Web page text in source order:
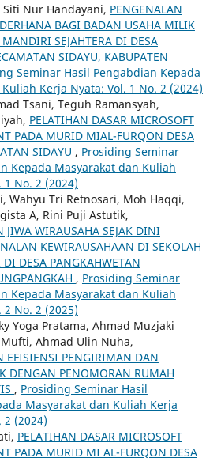
Nur Handayani, PENGENALAN
BAGI BADAN USAHA MILIK
SEJAHTERA DI DESA
SIDAYU, KABUPATEN
Seminar Hasil Pengabdian Kepada
Kerja Nyata: Vol. 1 No. 2 (2024)
Tsani, Teguh Ramansyah,
PELATIHAN DASAR MICROSOFT
PADA MURID MIAL-FURQON DESA
SIDAYU , Prosiding Seminar
Kepada Masyarakat dan Kuliah
1 No. 2 (2024)
Wahyu Tri Retnosari, Moh Haqqi,
A, Rini Puji Astutik,
JIWA WIRAUSAHA SEJAK DINI
KEWIRAUSAHAAN DI SEKOLAH
DESA PANGKAHWETAN
, Prosiding Seminar
Kepada Masyarakat dan Kuliah
2 No. 2 (2025)
Yoga Pratama, Ahmad Muzjaki
Ahmad Ulin Nuha,
EFISIENSI PENGIRIMAN DAN
DENGAN PENOMORAN RUMAH
, Prosiding Seminar Hasil
Masyarakat dan Kuliah Kerja
2 (2024)
PELATIHAN DASAR MICROSOFT
PADA MURID MI AL-FURQON DESA